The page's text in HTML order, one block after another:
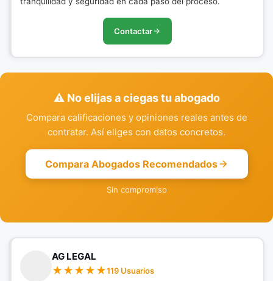
Contactar
⚠️ No elijas a ciegas tu abogado
Compara calificaciones y opiniones reales antes de
contratar. Así eliges con datos concretos.
Compara Abogados Recomendados
Sin compromiso
AG LEGAL
119 Usuarios